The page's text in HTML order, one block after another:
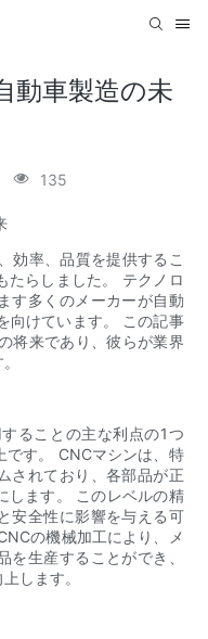
動車製造の未
135
効率、品質を提供するこ
たらしました。 テクノロ
す多くのメーカーが自動
向けています。 この記事
将来であり、彼らが業界
ることの主な利点の1つ
です。 CNCマシンは、特
されており、各部品が正
します。 このレベルの精
安全性に影響を与える可
の機械加工により、メ
を生産することができ、
します。